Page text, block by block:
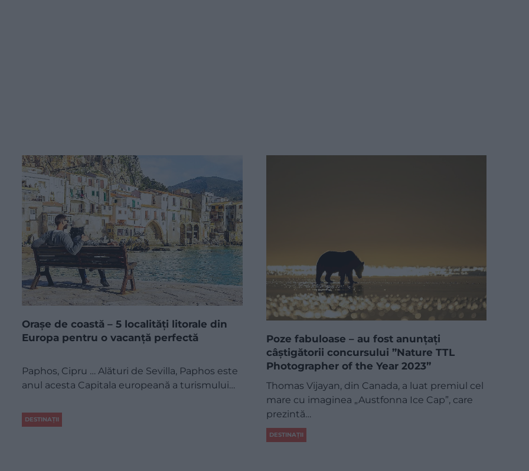
Orașe de coastă – 5 localități litorale din
Europa pentru o vacanță perfectă
Paphos, Cipru … Alături de Sevilla, Paphos este
anul acesta Capitala europeană a turismului…
DESTINAȚII
Poze fabuloase – au fost anunțați
câștigătorii concursului ”Nature TTL
Photographer of the Year 2023”
Thomas Vijayan, din Canada, a luat premiul cel
mare cu imaginea „Austfonna Ice Cap”, care
prezintă…
DESTINAȚII